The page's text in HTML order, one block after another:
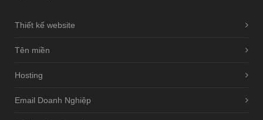
Thiết kế website
Tên miền
Hosting
Email Doanh Nghiệp